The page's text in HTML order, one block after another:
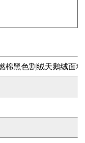
棉黑色割绒天鹅绒面